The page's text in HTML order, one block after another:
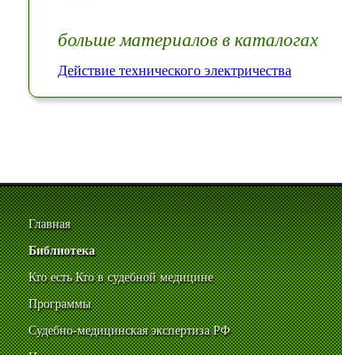
больше материалов в каталогах
Действие технического электричества
Главная
Библиотека
Кто есть Кто в судебной медицине
Программы
Судебно-медицинская экспертиза РФ